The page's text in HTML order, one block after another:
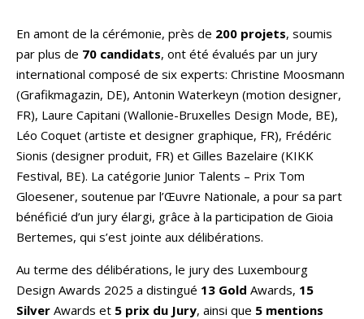
En amont de la cérémonie, près de 200 projets, soumis
par plus de 70 candidats, ont été évalués par un jury
international composé de six experts: Christine Moosmann
(Grafikmagazin, DE), Antonin Waterkeyn (motion designer,
FR), Laure Capitani (Wallonie-Bruxelles Design Mode, BE),
Léo Coquet (artiste et designer graphique, FR), Frédéric
Sionis (designer produit, FR) et Gilles Bazelaire (KIKK
Festival, BE). La catégorie Junior Talents – Prix Tom
Gloesener, soutenue par l’Œuvre Nationale, a pour sa part
bénéficié d’un jury élargi, grâce à la participation de Gioia
Bertemes, qui s’est jointe aux délibérations.
Au terme des délibérations, le jury des Luxembourg
Design Awards 2025 a distingué 13 Gold Awards, 15
Silver Awards et 5 prix du Jury, ainsi que 5 mentions